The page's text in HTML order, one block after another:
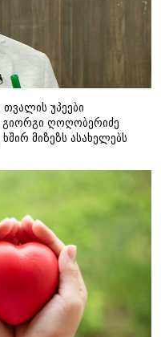
უპეები
გიორგი ღოღობერიძე
მიზეზს ასახელებს